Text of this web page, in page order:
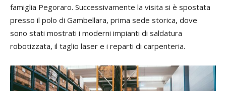
famiglia Pegoraro. Successivamente la visita si è spostata
presso il polo di Gambellara, prima sede storica, dove
sono stati mostrati i moderni impianti di saldatura
robotizzata, il taglio laser e i reparti di carpenteria.